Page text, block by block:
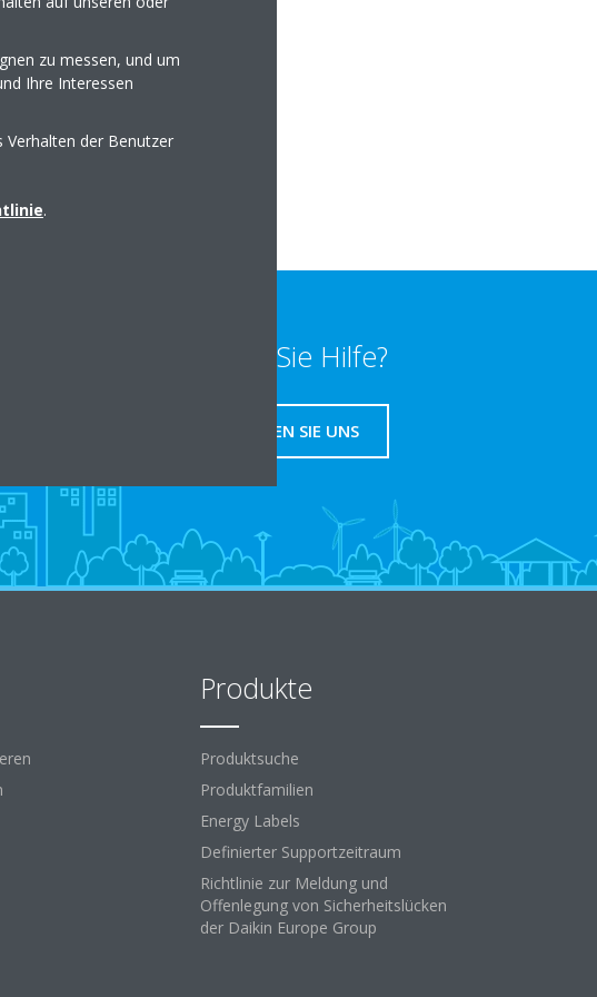
Benötigen Sie Hilfe?
KONTAKTIEREN SIE UNS
Produkte
Produktsuche
Produktfamilien
Energy Labels
Definierter Supportzeitraum
Richtlinie zur Meldung und
Offenlegung von Sicherheitslücken
der Daikin Europe Group
zu messen, und um
Ihre Interessen
Verhalten der Benutzer
.